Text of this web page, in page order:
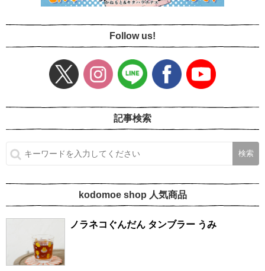
Follow us!
記事検索
kodomoe shop 人気商品
ノラネコぐんだん タンブラー うみ